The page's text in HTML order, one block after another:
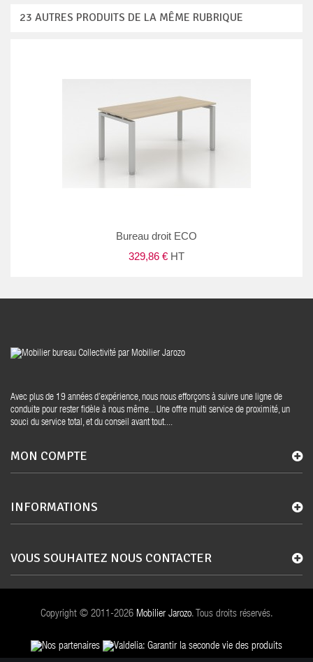
23 AUTRES PRODUITS DE LA MÊME RUBRIQUE
Bureau droit ECO
329,86 € HT
Avec plus de 19 années d’expérience, nous nous efforçons à suivre une ligne de
conduite pour rester fidèle à nous même... Une offre multi service de proximité, un
souci du service total, et du conseil avant tout....
MON COMPTE
INFORMATIONS
VOUS SOUHAITEZ NOUS CONTACTER
Copyright © 2011-2026 Mobilier Jarozo. Tous droits réservés.